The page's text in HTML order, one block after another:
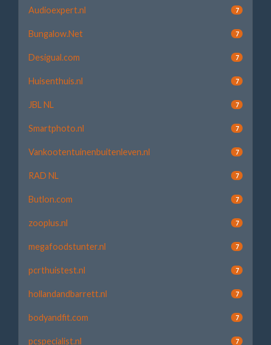
Audioexpert.nl 7
Bungalow.Net 7
Desigual.com 7
Huisenthuis.nl 7
JBL NL 7
Smartphoto.nl 7
Vankootentuinenbuitenleven.nl 7
RAD NL 7
Butlon.com 7
zooplus.nl 7
megafoodstunter.nl 7
pcrthuistest.nl 7
hollandandbarrett.nl 7
bodyandfit.com 7
pcspecialist.nl 7